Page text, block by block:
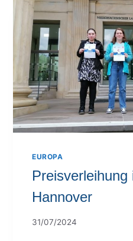
EUROPA
Preisverleihung
Hannover
31/07/2024